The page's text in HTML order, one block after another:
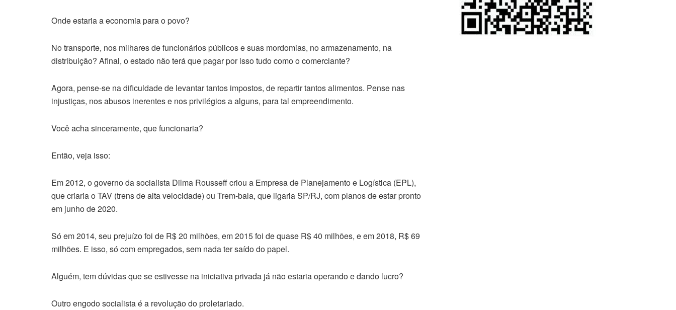
Onde estaria a economia para o povo?
No transporte, nos milhares de funcionários públicos e suas mordomias, no armazenamento, na
distribuição? Afinal, o estado não terá que pagar por isso tudo como o comerciante?
Agora, pense-se na dificuldade de levantar tantos impostos, de repartir tantos alimentos. Pense nas
injustiças, nos abusos inerentes e nos privilégios a alguns, para tal empreendimento.
Você acha sinceramente, que funcionaria?
Então, veja isso:
Em 2012, o governo da socialista Dilma Rousseff criou a Empresa de Planejamento e Logística (EPL),
que criaria o TAV (trens de alta velocidade) ou Trem-bala, que ligaria SP/RJ, com planos de estar pronto
em junho de 2020.
Só em 2014, seu prejuízo foi de R$ 20 milhões, em 2015 foi de quase R$ 40 milhões, e em 2018, R$ 69
milhões. E isso, só com empregados, sem nada ter saído do papel.
Alguém, tem dúvidas que se estivesse na iniciativa privada já não estaria operando e dando lucro?
Outro engodo socialista é a revolução do proletariado.